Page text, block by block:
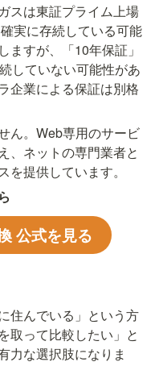
スは東証プライム上場
実に存続している可能
ますが、「10年保証」
していない可能性があ
企業による保証は別格
ん。Web専用のサービ
、ネットの専門業者と
提供しています。
公式を見る
住んでいる」という方
取って比較したい」と
力な選択肢になりま